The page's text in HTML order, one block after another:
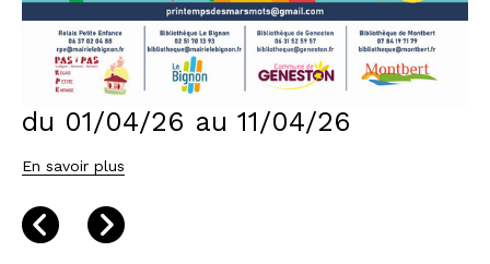
du 01/04/26 au 11/04/26
En savoir plus